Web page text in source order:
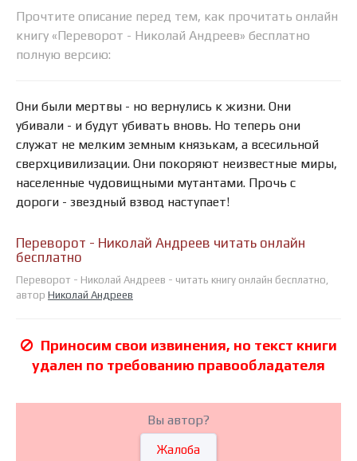
Прочтите описание перед тем, как прочитать онлайн
книгу «Переворот - Николай Андреев» бесплатно
полную версию:
Они были мертвы - но вернулись к жизни. Они
убивали - и будут убивать вновь. Но теперь они
служат не мелким земным князькам, а всесильной
сверхцивилизации. Они покоряют неизвестные миры,
населенные чудовищными мутантами. Прочь с
дороги - звездный взвод наступает!
Переворот - Николай Андреев читать онлайн
бесплатно
Переворот - Николай Андреев - читать книгу онлайн бесплатно,
автор Николай Андреев
Приносим свои извинения, но текст книги
удален по требованию правообладателя
Вы автор?
Жалоба